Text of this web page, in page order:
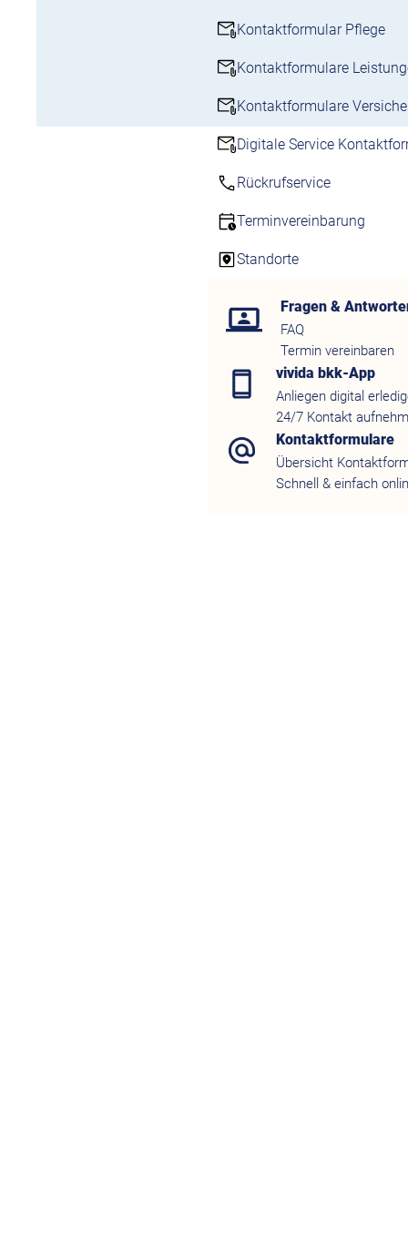
Kontaktformular Pflege
Kontaktformulare
Kontaktformulare
Digitale Service
Rückrufservice
Terminvereinbarung
Standorte
Fragen &
FAQ
Termin vereinbaren
vivida bkk-App
Anliegen digital
24/7 Kontakt
Kontaktformulare
Übersicht
Schnell & einfach